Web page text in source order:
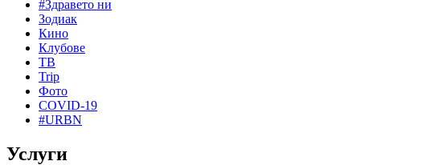
#Здравето ни
Зодиак
Кино
Клубове
ТВ
Trip
Фото
COVID-19
#URBN
Услуги